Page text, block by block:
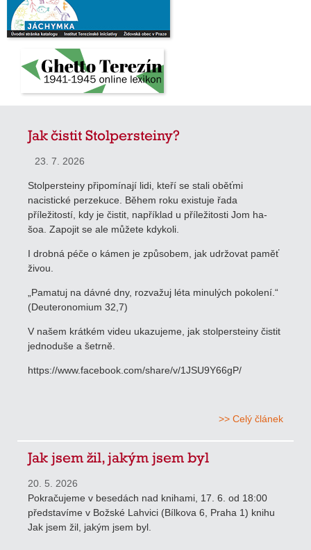
Jak čistit Stolpersteiny?
23. 7. 2026
Stolpersteiny připomínají lidi, kteří se stali oběťmi
nacistické perzekuce. Během roku existuje řada
příležitostí, kdy je čistit, například u příležitosti Jom ha-
šoa. Zapojit se ale můžete kdykoli.
I drobná péče o kámen je způsobem, jak udržovat paměť
živou.
„Pamatuj na dávné dny, rozvažuj léta minulých pokolení.“
(Deuteronomium 32,7)
V našem krátkém videu ukazujeme, jak stolpersteiny čistit
jednoduše a šetrně.
https://www.facebook.com/share/v/1JSU9Y66gP/
>> Celý článek
Jak jsem žil, jakým jsem byl
20. 5. 2026
Pokračujeme v besedách nad knihami, 17. 6. od 18:00
představíme v Božské Lahvici (Bílkova 6, Praha 1) knihu
Jak jsem žil, jakým jsem byl.